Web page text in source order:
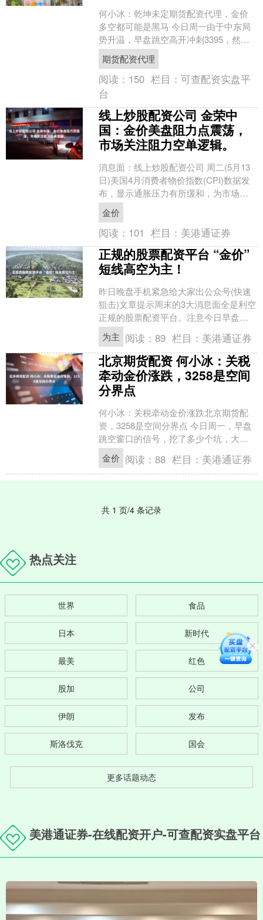
何小冰：乾坤未定期货配资代理，金价
多空都可能是黑马 今日周一由于中东局
势升温，早盘跳空高开冲刺3395，然后
直接全部跌回，截止发稿价格跌到3347
区域，涨多少，....
期货配资代理
阅读： 150 栏目：可查配资实盘平
台
线上炒股配资公司 金荣中
国：金价美盘阻力点震荡，
市场关注阻力空单逻辑。
消息面：线上炒股配资公司 周二(5月13
日)美国4月消费者物价指数(CPI)数据发
布，显示通胀压力有所缓和，为市场提
供了一个复杂的信号。整体CPI环比上涨
0.2....
金价
阅读： 101 栏目： 美港通证券
正规的股票配资平台 “金价”
短线高空为主！
昨日晚盘手机紧急给大家出公众号(快速
狙击)文章提示周末的3大消息面全是利空
正规的股票配资平台。注意今日早盘直
接下跌。行情和预期基本一样早盘直接
跳空低开然后下跌。....
为主 阅读：89 栏目： 美港通证券
北京期货配资 何小冰：关税
牵动金价涨跌，3258是空间
分界点
何小冰：关税牵动金价涨跌北京期货配
资，3258是空间分界点 今日周一，早盘
跳空窗口的信号，挖了多少个坑，大家
都以为需要回补跳空窗口，但价格迟迟
就是不回补 反复测....
金价 阅读：88 栏目： 美港通证券
共 1 页/4 条记录
热点关注
世界 食品
日本 新时代
最美 红色
股加 公司
伊朗 发布
斯洛伐克 国会
更多话题动态
美港通证券-在线配资开户-可查配资实盘平台